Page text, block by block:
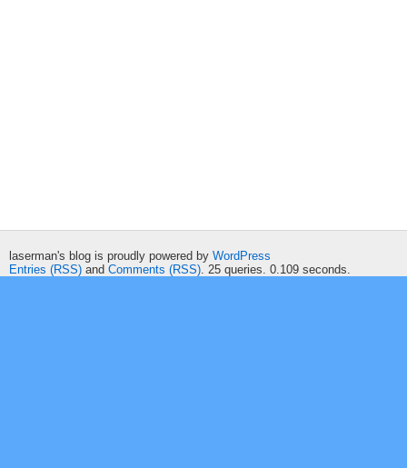
laserman's blog is proudly powered by WordPress
Entries (RSS) and Comments (RSS). 25 queries. 0.109 seconds.